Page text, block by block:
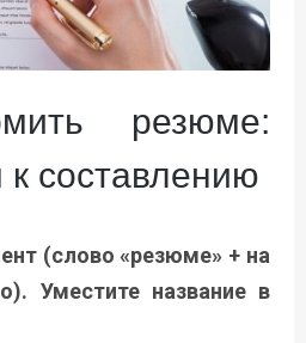
резюме:
к составлению
(слово «резюме» + на
Уместите название в